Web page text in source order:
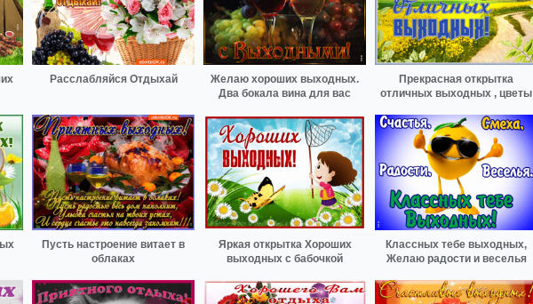
Расслабляйся Отдыхай
Желаю хороших выходных.
Два бокала вина для вас
Прекрасная открытка
отличных выходных , цветы
Пусть настроение витает в
облаках
Яркая открытка Хороших
выходных с бабочкой
Классных тебе выходных,
Желаю радости и веселья